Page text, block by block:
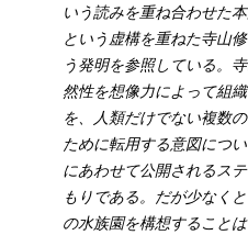
いう読みを重ね合わせた
という虚構を重ねた寺山
う発明を参照している。
然性を想像力によって組
を、人類だけでない複数
ために転用する意図につ
にあわせて公開されるス
もりである。だが少なく
の水族園を構想すること